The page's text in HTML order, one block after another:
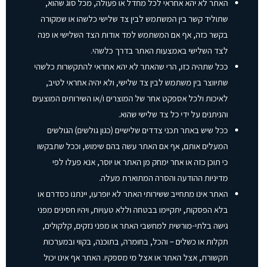
האתר לא יהא אחראי לכל מחדל או פעולה, מכל סוג שהוא,
שתוליד קשר בין המשתמש לבין צד שלישי כלשהו או שמקורה
בקשר כזה, אף אם המשתמש למד אודות הצד השלישי או פנה
לצד השלישי באמצעות האתר בדרך כלשהי.
ככל שתהיה כזו, הרי שהאתר לא יהא אחראי להתקשרות כלשהי
שתיווצר בין משתמש לבין צד שלישי, ולא יהיה אחראי לטיב,
לאיכות ולכל אספקט אחר של המוצרים ו/או השירותים המוצעים
והניתנים על ידי כל צד שלישי שהוא.
ככל שיש באתר תכני צדדים שלישיים (כגון גולשים) הגולשים
המעלים אותם, אף אם האתר עשה בהם שימוש, וככל שתבקשו
כי תוכן כזה או אחר ימחק מן האתר או יוסר, אנא פעלו לפי
מדיניות ההודעה והסרה המתוארת מעלה.
האתר אינו מתחייב ששירותי האתר לא יופרעו, יינתנו כסדרם או
בלא הפסקות, יתקיימו בבטחה וללא טעויות, ויהיו חסינים מפני
גישה בלתי-מורשית למחשבי האתר או מפני נזקים, קלקולים,
תקלות או כשלים – והכל, בחומרה, בתוכנה, בקווי ובמערכות
תקשורת, אצל האתר או אצל מי מספקיו. האתר אף אינו יכול